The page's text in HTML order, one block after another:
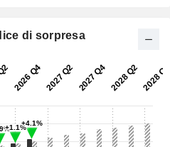
di sorpresa